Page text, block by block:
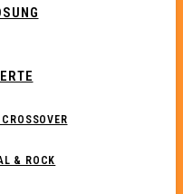
& ROCK